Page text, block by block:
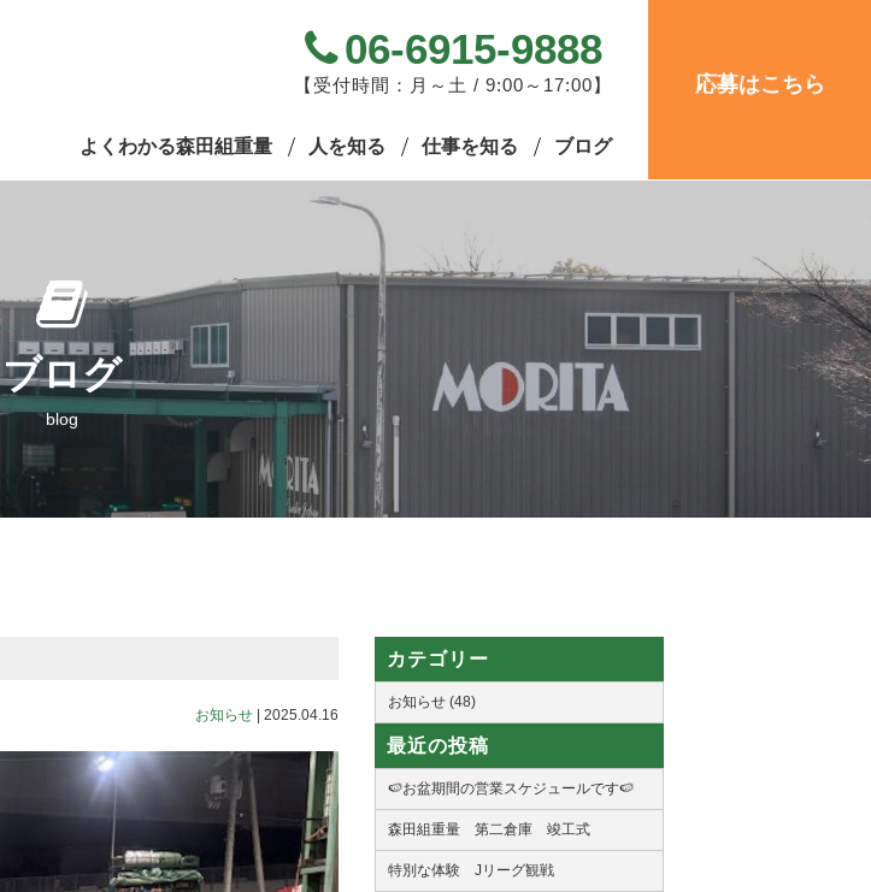
06-6915-9888
【受付時間：月～土 / 9:00～17:00】
よくわかる森田組重量 人を知る 仕事を知る ブログ
応募はこちら
ブログ
blog
お知らせ 2025.04.16
カテゴリー
お知らせ (48)
最近の投稿
🍉お盆期間の営業スケジュールです🍉
森田組重量 第二倉庫 竣工式
特別な体験 Jリーグ観戦